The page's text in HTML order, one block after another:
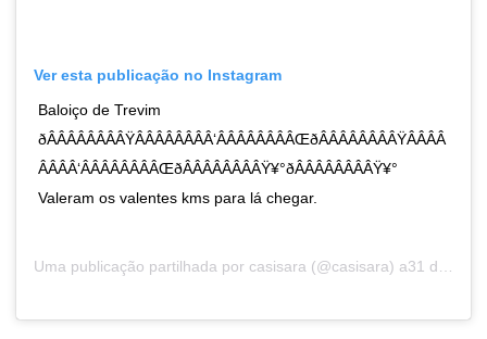
Ver esta publicação no Instagram
Baloiço de Trevim
ðÂÂÂÂÂÂÂÂŸÂÂÂÂÂÂÂÂ‘ÂÂÂÂÂÂÂÂŒðÂÂÂÂÂÂÂÂŸÂÂÂÂ
ÂÂÂÂ‘ÂÂÂÂÂÂÂÂŒðÂÂÂÂÂÂÂÂŸ¥°ðÂÂÂÂÂÂÂÂŸ¥°
Valeram os valentes kms para lá chegar.
Uma publicação partilhada por casisara (@casisara) a31 de Jul, 2019 às 1:55 PDT